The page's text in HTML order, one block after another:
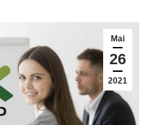
Mai
26
2021